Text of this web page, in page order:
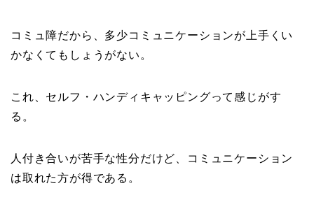
コミュ障だから、多少コミュニケーションが上手くい
かなくてもしょうがない。
これ、セルフ・ハンディキャッピングって感じがす
る。
人付き合いが苦手な性分だけど、コミュニケーション
は取れた方が得である。